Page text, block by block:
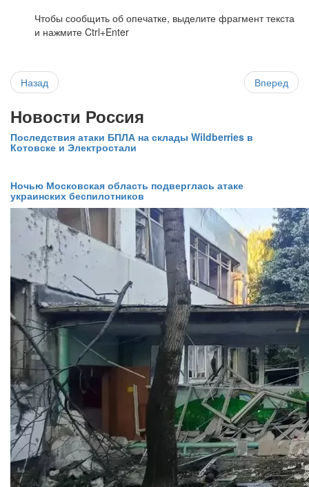
Чтобы сообщить об опечатке, выделите фрагмент текста
и нажмите Ctrl+Enter
Назад Вперед
Новости Россия
Последствия атаки БПЛА на склады Wildberries в
Котовске и Электростали
Ночью Московская область подверглась атаке
украинских беспилотников